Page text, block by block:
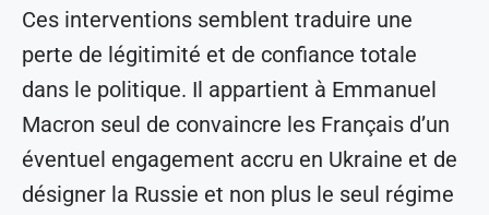
Ces interventions semblent traduire une
perte de légitimité et de confiance totale
dans le politique. Il appartient à Emmanuel
Macron seul de convaincre les Français d’un
éventuel engagement accru en Ukraine et de
désigner la Russie et non plus le seul régime